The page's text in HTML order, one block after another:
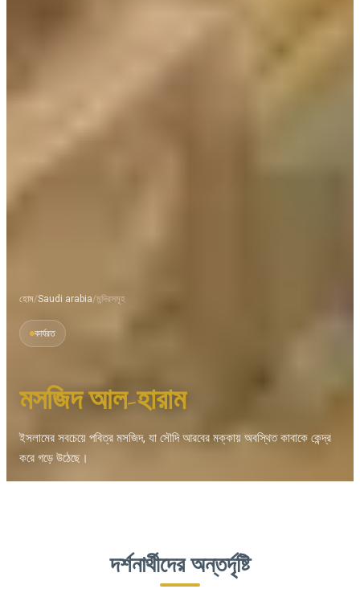
হোম/Saudi arabia/মন্দিরসমূহ
কার্যরত
মসজিদ আল-হারাম
ইসলামের সবচেয়ে পবিত্র মসজিদ, যা সৌদি আরবের মক্কায় অবস্থিত কাবাকে কেন্দ্র
করে গড়ে উঠেছে।
দর্শনার্থীদের অন্তর্দৃষ্টি